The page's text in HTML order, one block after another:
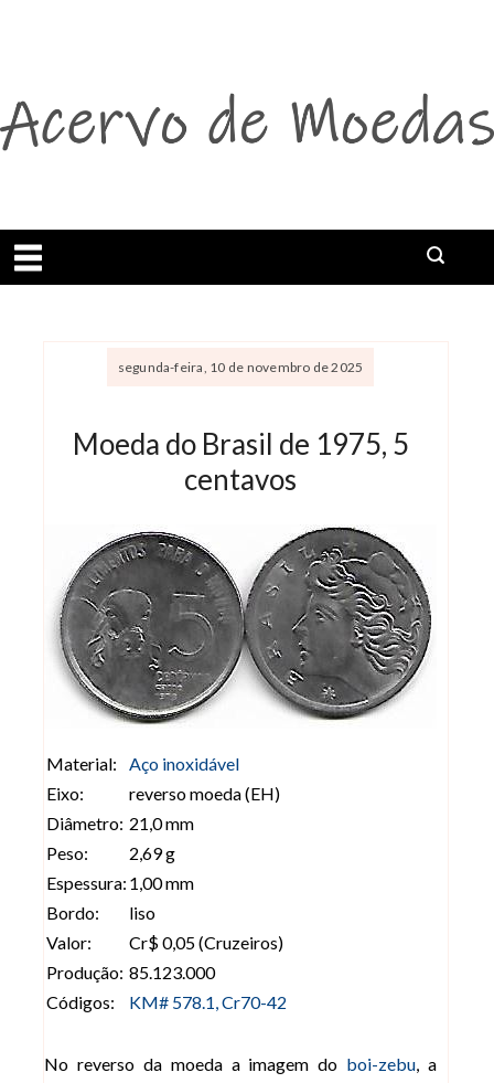
Abrir menu
Buscar
segunda-feira, 10 de novembro de 2025
Moeda do Brasil de 1975, 5
centavos
Material:
Eixo:
Diâmetro:
Peso:
Espessura:
Bordo:
Valor:
Produção:
Códigos:
Aço inoxidável
reverso moeda (EH)
21,0 mm
2,69 g
1,00 mm
liso
Cr$ 0,05 (Cruzeiros)
85.123.000
KM# 578.1, Cr70-42
No reverso da moeda a imagem do boi-zebu, a